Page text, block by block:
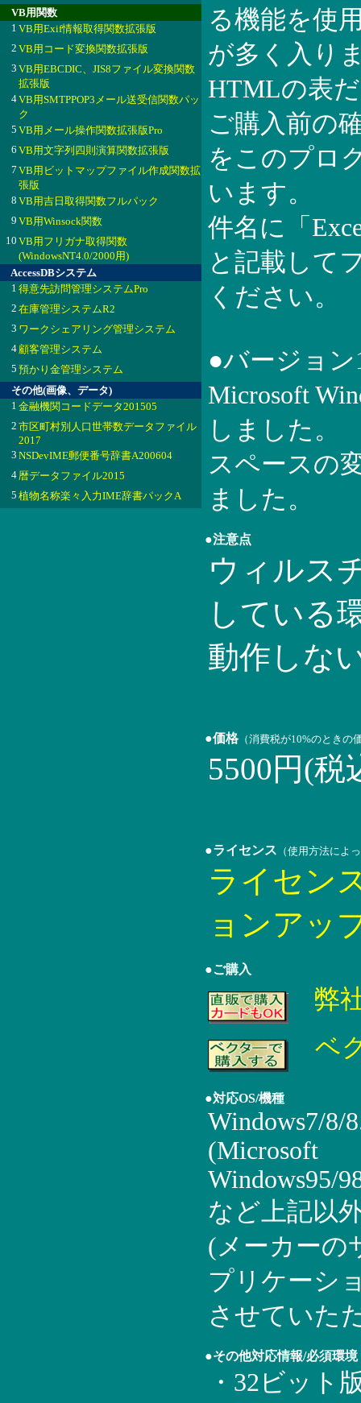
VB用関数
1 VB用Exif情報取得関数拡張版
2 VB用コード変換関数拡張版
3 VB用EBCDIC、JIS8ファイル変換関数
拡張版
4VB用SMTPPOP3メール送受信関数パッ
ク
5 VB用メール操作関数拡張版Pro
6 VB用文字列四則演算関数拡張版
7 VB用ビットマップファイル作成関数拡
張版
8 VB用吉日取得関数フルパック
9 VB用Winsock関数
10 VB用フリガナ取得関数
(WindowsNT4.0/2000用)
AccessDBシステム
1 得意先訪問管理システムPro
2 在庫管理システムR2
3 ワークシェアリング管理システム
4顧客管理システム
5 預かり金管理システム
その他(画像、データ)
1 金融機関コードデータ201505
2 市区町村別人口世帯数データファイル
2017
3 NSDevIME郵便番号辞書A200604
4暦データファイル2015
5 植物名称楽々入力IME辞書パックA
る機能を使
が多く入り
HTMLの表
ご購入前の
をこのプロ
います。
件名に「
と記載して
ください。
●バージョ
Microsoft
しました。
スペースの
ました。
●注意点
ウィルス
している
動作しな
●価格（消費税が10%のときの
5500円(税
●ライセンス （使用方法によ
ライセン
ョンアッ
●ご購入
弊
ベ
●対応OS/機種
Windows7/8/
(Microsoft
Windows95/
など上記以
(メーカーの
プリケーシ
させていた
●その他対応情報/必須環境
・32ビット